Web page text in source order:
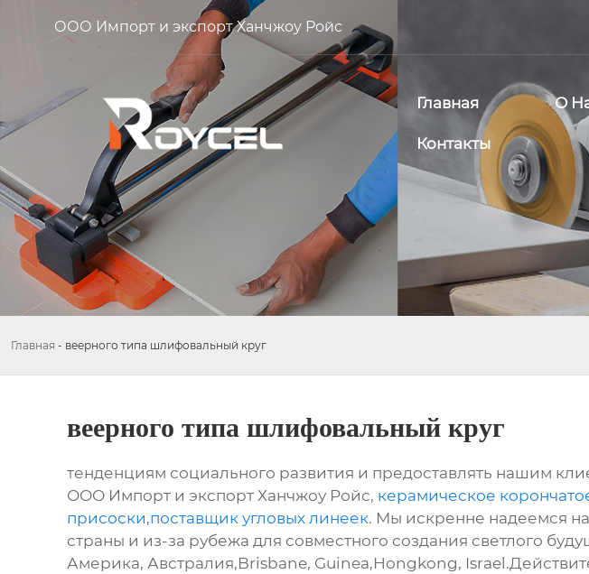
ООО Импорт и экспорт Ханчжоу Ройс
Главная О
Контакты
Главная - веерного типа шлифовальный круг
веерного типа шлифовальный круг
тенденциям социального развития и предоставлять нашим
ООО Импорт и экспорт Ханчжоу Ройс, керамическое
присоски,поставщик угловых линеек. Мы искренне надеемся
страны и из-за рубежа для совместного создания светлого
Америка, Австралия,Brisbane, Guinea,Hongkong,